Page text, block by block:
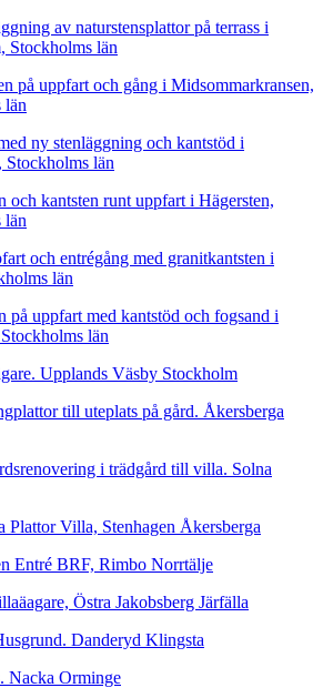
av naturstensplattor på terrass i
Stockholms län
på uppfart och gång i Midsommarkransen,
län
ny stenläggning och kantstöd i
län
och kantsten runt uppfart i Hägersten,
län
och entrégång med granitkantsten i
län
på uppfart med kantstöd och fogsand i
län
Upplands Väsby Stockholm
till uteplats på gård. Åkersberga
i trädgård till villa. Solna
Plattor Villa, Stenhagen Åkersberga
Entré BRF, Rimbo Norrtälje
Östra Jakobsberg Järfälla
Danderyd Klingsta
Nacka Orminge